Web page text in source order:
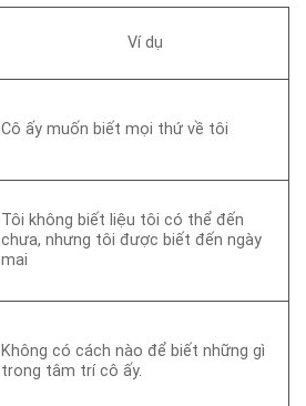
Ví dụ
Cô ấy muốn biết mọi thứ về tôi
Tôi không biết liệu tôi có thể đến
chưa, nhưng tôi được biết đến ngày
mai
Không có cách nào để biết những gì
trong tâm trí cô ấy.